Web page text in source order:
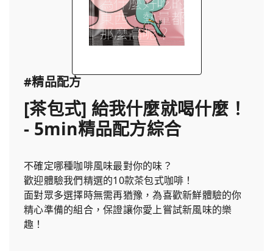
#精品配方
[茶包式] 給我什麼就喝什麼！
- 5min精品配方綜合
不確定哪種咖啡風味最對你的味？
歡迎體驗我們精選的10款茶包式咖啡！
面對眾多選擇時無需再猶豫，為喜歡新鮮體驗的你
精心準備的組合，保證讓你愛上嘗試新風味的樂
趣！